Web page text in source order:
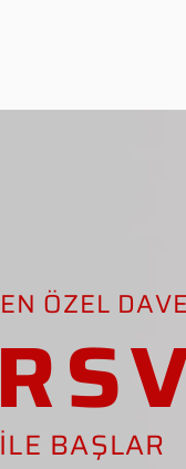
EN ÖZEL
İLE BAŞLAR